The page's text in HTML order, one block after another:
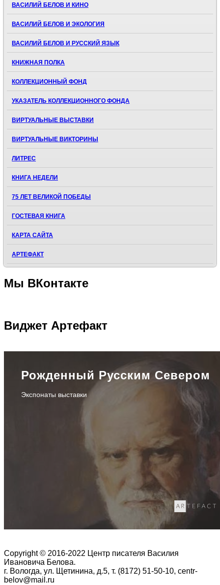
ВАСИЛИЙ БЕЛОВ И КИНО
ВАСИЛИЙ БЕЛОВ И ЭКОЛОГИЯ
ВАСИЛИЙ БЕЛОВ И РУССКИЙ ЯЗЫК
КНИЖНАЯ ПОЛКА
КОЛЛЕКЦИОННЫЙ ФОНД
УКАЗАТЕЛЬ КОЛЛЕКЦИОННОГО ФОНДА
ВИРТУАЛЬНЫЕ ВЫСТАВКИ
ВИРТУАЛЬНЫЕ ВИКТОРИНЫ
ЛИТРЕС
КНИГА НЕДЕЛИ
75 ЛЕТ ВЕЛИКОЙ ПОБЕДЫ
ГОСТЕВАЯ КНИГА
КАРТА САЙТА
АРТЕФАКТ
Мы ВКонтакте
Виджет Артефакт
Рожденный Русским Севером
Экспонаты выставки
Copyright © 2016-2022 Центр писателя Василия
Ивановича Белова.
г. Вологда, ул. Щетинина, д.5, т. (8172) 51-50-10, centr-
belov@mail.ru